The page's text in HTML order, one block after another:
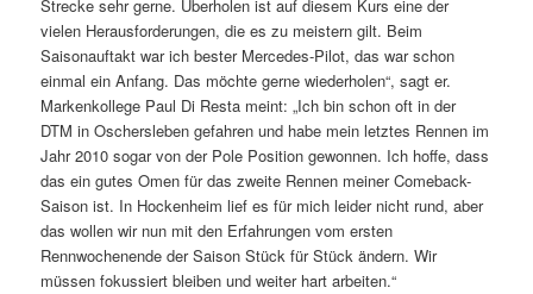
Strecke sehr gerne. Überholen ist auf diesem Kurs eine der
vielen Herausforderungen, die es zu meistern gilt. Beim
Saisonauftakt war ich bester Mercedes-Pilot, das war schon
einmal ein Anfang. Das möchte gerne wiederholen“, sagt er.
Markenkollege Paul Di Resta meint: „Ich bin schon oft in der
DTM in Oschersleben gefahren und habe mein letztes Rennen im
Jahr 2010 sogar von der Pole Position gewonnen. Ich hoffe, dass
das ein gutes Omen für das zweite Rennen meiner Comeback-
Saison ist. In Hockenheim lief es für mich leider nicht rund, aber
das wollen wir nun mit den Erfahrungen vom ersten
Rennwochenende der Saison Stück für Stück ändern. Wir
müssen fokussiert bleiben und weiter hart arbeiten.“